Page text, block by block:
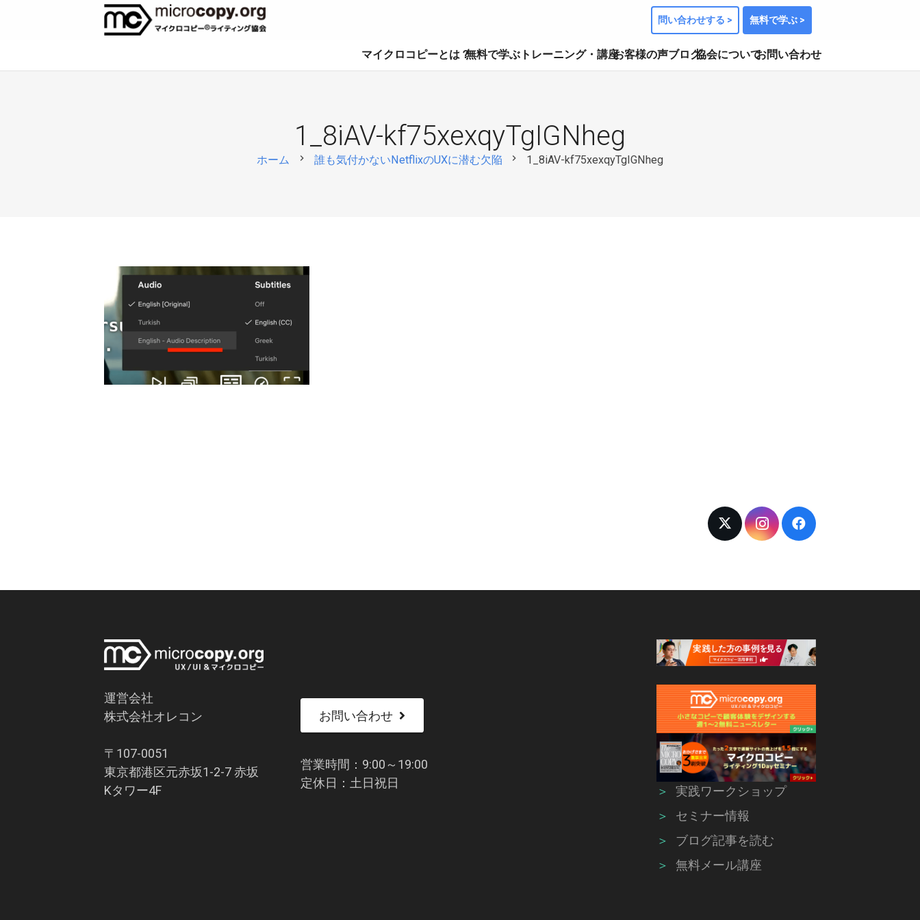
問い合わせする > 無料で学ぶ >
マイクロコピーとは？無料で学ぶ トレーニング・講座お客様の声ブログ協会についてお問い合わせ
1_8iAV-kf75xexqyTgIGNheg
ホーム chevron_right 誰も気付かないNetflixのUXに潜む欠陥 chevron_right 1_8iAV-kf75xexqyTgIGNheg
運営会社
株式会社オレコン
〒107-0051
東京都港区元赤坂1-2-7 赤坂
Kタワー4F
お問い合わせ
営業時間：9:00～19:00
定休日：土日祝日
＞
実践ワークショップ
＞
セミナー情報
＞
ブログ記事を読む
＞
無料メール講座